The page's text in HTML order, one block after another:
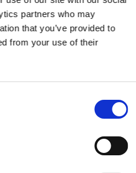
partners who may
that you’ve provided to
from your use of their